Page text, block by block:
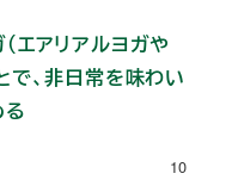
エアリアルヨガや
で、非日常を味わい
10